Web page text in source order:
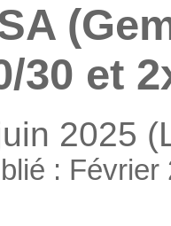
30 et
2025
: Février